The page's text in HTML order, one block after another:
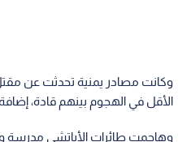
الأقل في الهجوم بينهم قادة، إضافة إلى 8 نساء و8
وهاجمت طائرات الأباتشي